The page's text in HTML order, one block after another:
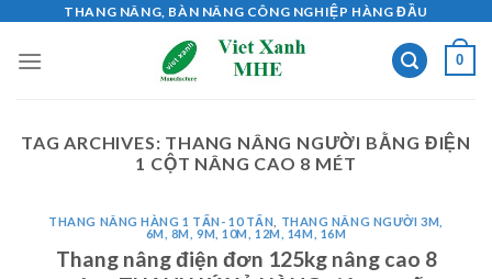
content
THANG NÂNG, BÀN NÂNG CÔNG NGHIỆP HÀNG ĐẦU
0
TAG ARCHIVES: THANG NÂNG NGƯỜI BẰNG ĐIỆN
1 CỘT NÂNG CAO 8 MÉT
THANG NÂNG HÀNG 1 TẤN- 10 TẤN
THANG NÂNG NGƯỜI 3M,
6M, 8M, 9M, 10M, 12M, 14M, 16M
Thang nâng điện đơn 125kg nâng cao 8